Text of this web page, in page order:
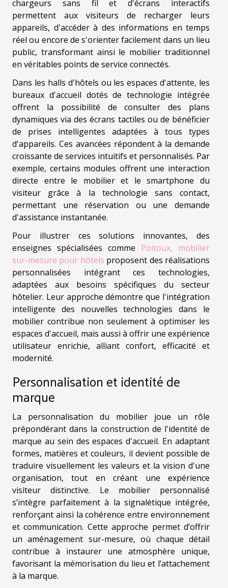
chargeurs sans fil et d'écrans interactifs
permettent aux visiteurs de recharger leurs
appareils, d'accéder à des informations en temps
réel ou encore de s'orienter facilement dans un lieu
public, transformant ainsi le mobilier traditionnel
en véritables points de service connectés.
Dans les halls d'hôtels ou les espaces d'attente, les
bureaux d'accueil dotés de technologie intégrée
offrent la possibilité de consulter des plans
dynamiques via des écrans tactiles ou de bénéficier
de prises intelligentes adaptées à tous types
d'appareils. Ces avancées répondent à la demande
croissante de services intuitifs et personnalisés. Par
exemple, certains modules offrent une interaction
directe entre le mobilier et le smartphone du
visiteur grâce à la technologie sans contact,
permettant une réservation ou une demande
d'assistance instantanée.
Pour illustrer ces solutions innovantes, des
enseignes spécialisées comme Poitoux, mobilier
sur-mesure pour hôtels proposent des réalisations
personnalisées intégrant ces technologies,
adaptées aux besoins spécifiques du secteur
hôtelier. Leur approche démontre que l'intégration
intelligente des nouvelles technologies dans le
mobilier contribue non seulement à optimiser les
espaces d'accueil, mais aussi à offrir une expérience
utilisateur enrichie, alliant confort, efficacité et
modernité.
Personnalisation et identité de
marque
La personnalisation du mobilier joue un rôle
prépondérant dans la construction de l'identité de
marque au sein des espaces d'accueil. En adaptant
formes, matières et couleurs, il devient possible de
traduire visuellement les valeurs et la vision d'une
organisation, tout en créant une expérience
visiteur distinctive. Le mobilier personnalisé
s’intègre parfaitement à la signalétique intégrée,
renforçant ainsi la cohérence entre environnement
et communication. Cette approche permet d’offrir
un aménagement sur-mesure, où chaque détail
contribue à instaurer une atmosphère unique,
favorisant la mémorisation du lieu et l’attachement
à la marque.